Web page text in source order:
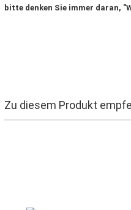
bitte denken Sie immer daran,
Zu diesem Produkt